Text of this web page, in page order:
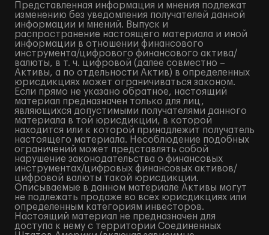
Представленная информация и мнения подлежат
изменению без уведомления получателей данной
информации и мнений. Выпуск и
распространение настоящего материала и иной
информации в отношении финансового
инструмента/цифрового финансового актива/
валюты, в т. ч. цифровой (далее совместно –
Активы, а по отдельности Актив) в определенных
юрисдикциях может ограничиваться законом.
Если прямо не указано обратное, настоящий
материал предназначен только для лиц,
являющихся допустимыми получателями данного
материала в той юрисдикции, в которой
находится или к которой принадлежит получатель
настоящего материала. Несоблюдение подобных
ограничений может представлять собой
нарушение законодательства о финансовых
инструментах/цифровых финансовых активов/
цифровой валюты такой юрисдикции.
Описываемые в данном материале Активы могут
не подлежать продаже во всех юрисдикциях или
определенным категориям инвесторов.
Настоящий материал не предназначен для
доступа к нему с территории Соединенных